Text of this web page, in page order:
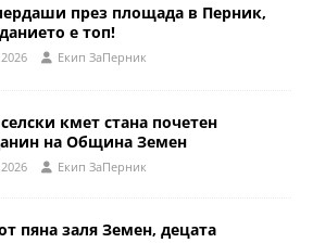
през площада в Перник,
е топ!
Eкип ЗаПерник
кмет стана почетен
на Община Земен
Eкип ЗаПерник
пяна заля Земен, децата